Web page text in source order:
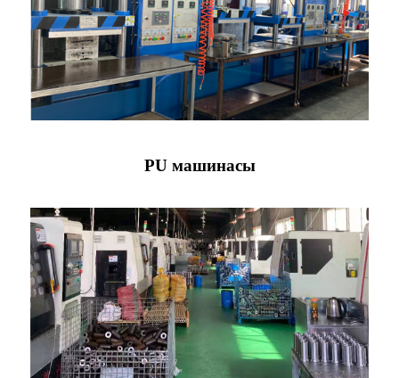
PU машинасы